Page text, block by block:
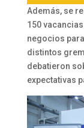
Además, se
150
negocios
distintos
debatieron
expectativas